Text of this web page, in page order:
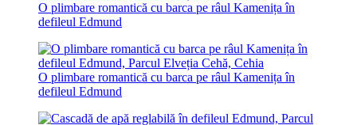
O plimbare romantică cu barca pe râul Kamenița în
defileul Edmund
O plimbare romantică cu barca pe râul Kamenița în
defileul Edmund